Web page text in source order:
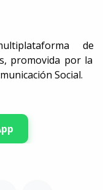
de
promovida por la
Social.